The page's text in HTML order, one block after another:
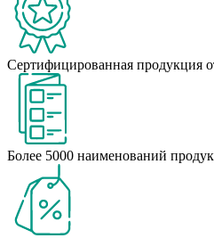
Сертифицированная продукция
Более 5000 наименований